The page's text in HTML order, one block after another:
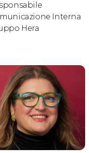
Interna
Hera